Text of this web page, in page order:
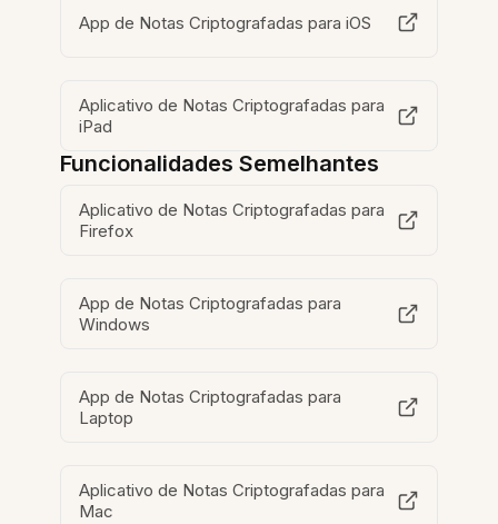
App de Notas Criptografadas para iOS
Aplicativo de Notas Criptografadas para
iPad
Funcionalidades Semelhantes
Aplicativo de Notas Criptografadas para
Firefox
App de Notas Criptografadas para
Windows
App de Notas Criptografadas para
Laptop
Aplicativo de Notas Criptografadas para
Mac